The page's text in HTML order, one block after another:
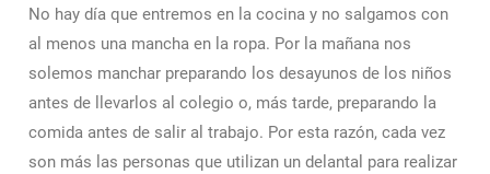
No hay día que entremos en la cocina y no salgamos con
al menos una mancha en la ropa. Por la mañana nos
solemos manchar preparando los desayunos de los niños
antes de llevarlos al colegio o, más tarde, preparando la
comida antes de salir al trabajo. Por esta razón, cada vez
son más las personas que utilizan un delantal para realizar